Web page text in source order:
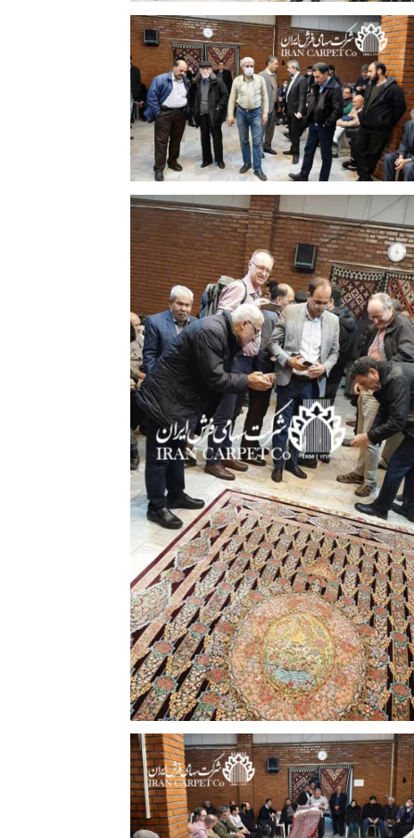
نوزدهمین جلسه حراج فرش شرکت سهامی
فرش ایران 25 آذرماه 1398 | عکس: حسین
معروفی
نوزدهمین جلسه حراج فرش شرکت سهامی
فرش ایران 25 آذرماه 1398 | عکس: حسین
معروفی
نوزدهمین جلسه حراج فرش شرکت سهامی
فرش ایران 25 آذرماه 1398 | عکس: حسین